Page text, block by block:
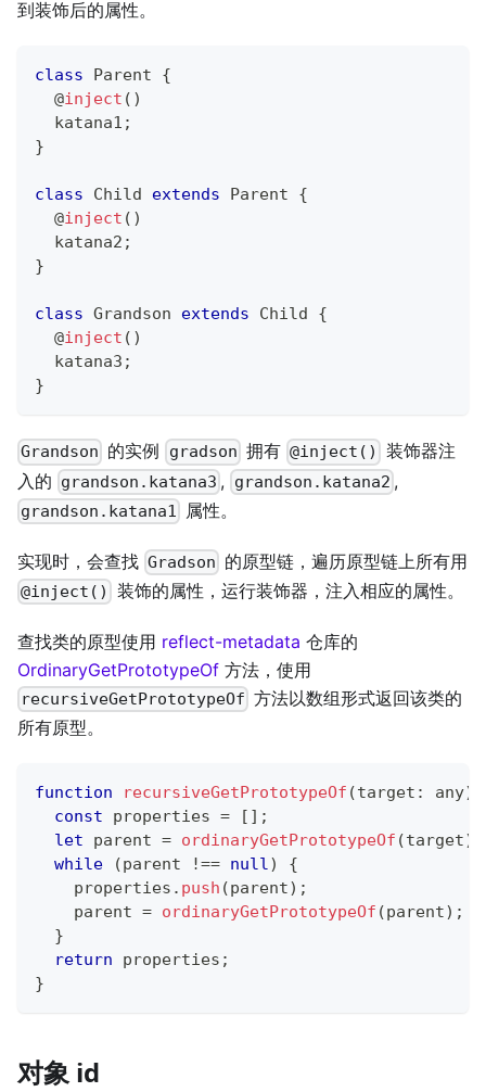
到装饰后的属性。
class Parent
{
@inject ( )
  katana1
;
}
class Child extends Parent
{
@inject ( )
  katana2
;
}
class Grandson extends Child
{
@inject ( )
  katana3
;
}
Grandson 的实例 gradson 拥有 @inject()
装饰器注
入的 grandson.katana3 , grandson.katana2 ,
grandson.katana1 属性。
实现时，会查找 Gradson 的原型链，遍历原型链上所有用
@inject() 装饰的属性，运行装饰器，注入相应的属性。
查找类的原型使用 reflect-metadata 仓库的
OrdinaryGetPrototypeOf 方法，使用
recursiveGetPrototypeOf 方法以数组形式返回该类的
所有原型。
function recursiveGetPrototypeOf (target : any)
const properties = [ ] ;
let parent = ordinaryGetPrototypeOf (target)
while
(parent !== null)
{
    properties
. push (parent) ;
    parent
= ordinaryGetPrototypeOf (parent) ;
}
return properties ;
}
对象 id